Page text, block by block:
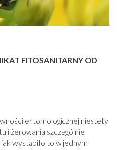
FITOSANITARNY OD
entomologicznej niestety
i żerowania szczególnie
wystąpiło to w jednym